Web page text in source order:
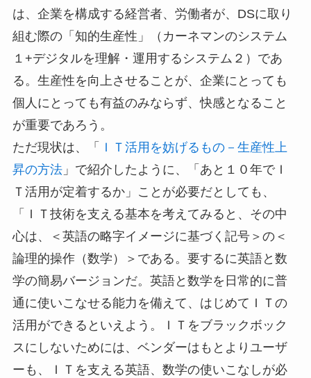
は、企業を構成する経営者、労働者が、DSに取り
組む際の「知的生産性」（カーネマンのシステム
１+デジタルを理解・運用するシステム２）であ
る。生産性を向上させることが、企業にとっても
個人にとっても有益のみならず、快感となること
が重要であろう。
ただ現状は、「
ＩＴ活用を妨げるもの－生産性上
昇の方法」で紹介したように、「あと１０年でＩ
Ｔ活用が定着するか」ことが必要だとしても、
「ＩＴ技術を支える基本を考えてみると、その中
心は、＜英語の略字イメージに基づく記号＞の＜
論理的操作（数学）＞である。要するに英語と数
学の簡易バージョンだ。英語と数学を日常的に普
通に使いこなせる能力を備えて、はじめてＩＴの
活用ができるといえよう。ＩＴをブラックボック
スにしないためには、ベンダーはもとよりユーザ
ーも、ＩＴを支える英語、数学の使いこなしが必